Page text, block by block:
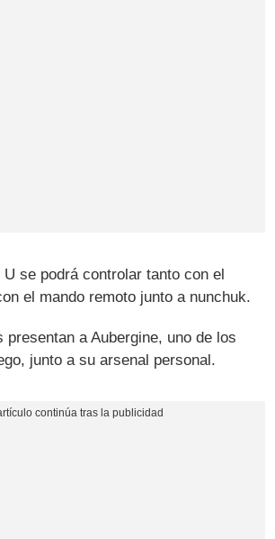
se podrá controlar tanto con el
el mando remoto junto a nunchuk.
presentan a Aubergine, uno de los
junto a su arsenal personal.